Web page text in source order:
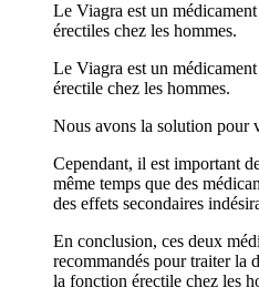
Le Viagra est un
érectiles chez les hommes.
Le Viagra est un
érectile chez les hommes.
Nous avons la solution pour
Cependant, il est important
même temps que des
des effets secondaires
En conclusion, ces deux
recommandés pour traiter la
la fonction érectile chez les